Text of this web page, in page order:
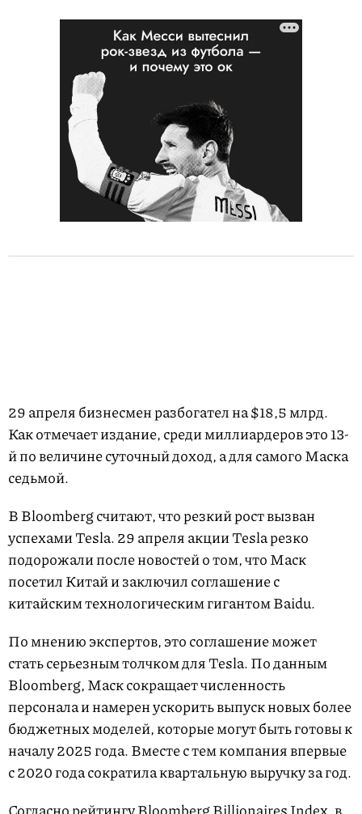
29 апреля бизнесмен разбогател на $18,5 млрд.
Как отмечает издание, среди миллиардеров это 13-
й по величине суточный доход, а для самого Маска
седьмой.
В Bloomberg считают, что резкий рост вызван
успехами Tesla. 29 апреля акции Tesla резко
подорожали после новостей о том, что Маск
посетил Китай и заключил соглашение с
китайским технологическим гигантом Baidu.
По мнению экспертов, это соглашение может
стать серьезным толчком для Tesla. По данным
Bloomberg, Маск сокращает численность
персонала и намерен ускорить выпуск новых более
бюджетных моделей, которые могут быть готовы к
началу 2025 года. Вместе с тем компания впервые
с 2020 года сократила квартальную выручку за год.